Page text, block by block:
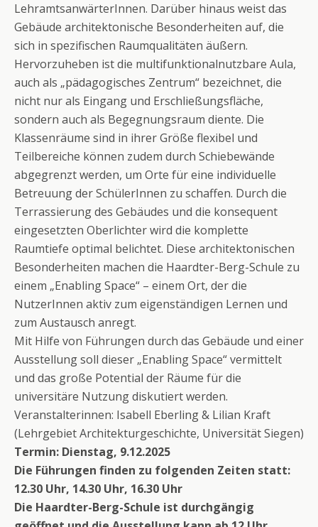
LehramtsanwärterInnen. Darüber hinaus weist das
Gebäude architektonische Besonderheiten auf, die
sich in spezifischen Raumqualitäten äußern.
Hervorzuheben ist die multifunktionalnutzbare Aula,
auch als „pädagogisches Zentrum“ bezeichnet, die
nicht nur als Eingang und Erschließungsfläche,
sondern auch als Begegnungsraum diente. Die
Klassenräume sind in ihrer Größe flexibel und
Teilbereiche können zudem durch Schiebewände
abgegrenzt werden, um Orte für eine individuelle
Betreuung der SchülerInnen zu schaffen. Durch die
Terrassierung des Gebäudes und die konsequent
eingesetzten Oberlichter wird die komplette
Raumtiefe optimal belichtet. Diese architektonischen
Besonderheiten machen die Haardter-Berg-Schule zu
einem „Enabling Space“ – einem Ort, der die
NutzerInnen aktiv zum eigenständigen Lernen und
zum Austausch anregt.
Mit Hilfe von Führungen durch das Gebäude und einer
Ausstellung soll dieser „Enabling Space“ vermittelt
und das große Potential der Räume für die
universitäre Nutzung diskutiert werden.
Veranstalterinnen: Isabell Eberling & Lilian Kraft
(Lehrgebiet Architekturgeschichte, Universität Siegen)
Termin: Dienstag, 9.12.2025
Die Führungen finden zu folgenden Zeiten statt:
12.30 Uhr, 14.30 Uhr, 16.30 Uhr
Die Haardter-Berg-Schule ist durchgängig